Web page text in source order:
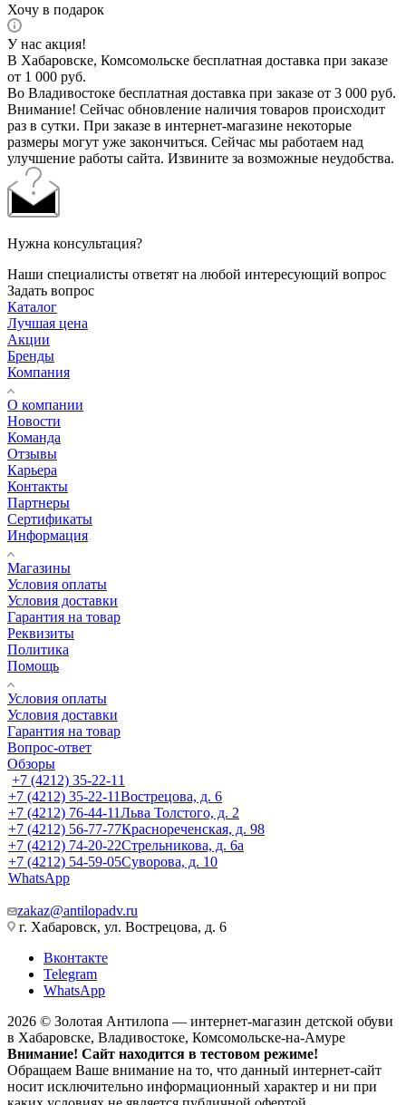
Хочу в подарок
У нас акция!
В Хабаровске, Комсомольске бесплатная доставка при заказе
от 1 000 руб.
Во Владивостоке бесплатная доставка при заказе от 3 000 руб.
Внимание! Сейчас обновление наличия товаров происходит
раз в сутки. При заказе в интернет-магазине некоторые
размеры могут уже закончиться. Сейчас мы работаем над
улучшение работы сайта. Извините за возможные неудобства.
Нужна консультация?
Наши специалисты ответят на любой интересующий вопрос
Задать вопрос
Каталог
Лучшая цена
Акции
Бренды
Компания
О компании
Новости
Команда
Отзывы
Карьера
Контакты
Партнеры
Сертификаты
Информация
Магазины
Условия оплаты
Условия доставки
Гарантия на товар
Реквизиты
Политика
Помощь
Условия оплаты
Условия доставки
Гарантия на товар
Вопрос-ответ
Обзоры
+7 (4212) 35-22-11
+7 (4212) 35-22-11Вострецова, д. 6
+7 (4212) 76-44-11Льва Толстого, д. 2
+7 (4212) 56-77-77Краснореченская, д. 98
+7 (4212) 74-20-22Стрельникова, д. 6а
+7 (4212) 54-59-05Суворова, д. 10
WhatsApp
zakaz@antilopadv.ru
г. Хабаровск, ул. Вострецова, д. 6
Вконтакте
Telegram
WhatsApp
2026 © Золотая Антилопа — интернет-магазин детской обуви
в Хабаровске, Владивостоке, Комсомольске-на-Амуре
Внимание! Сайт находится в тестовом режиме!
Обращаем Ваше внимание на то, что данный интернет-сайт
носит исключительно информационный характер и ни при